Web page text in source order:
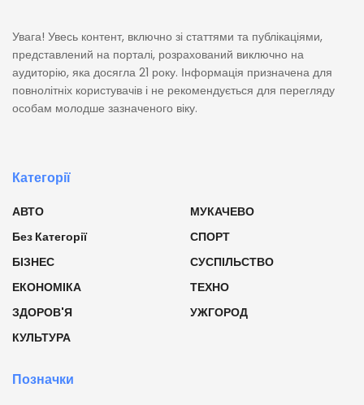
Увага! Увесь контент, включно зі статтями та публікаціями,
представлений на порталі, розрахований виключно на
аудиторію, яка досягла 21 року. Інформація призначена для
повнолітніх користувачів і не рекомендується для перегляду
особам молодше зазначеного віку.
Категорії
АВТО
Без Категорії
БІЗНЕС
ЕКОНОМІКА
ЗДОРОВ'Я
КУЛЬТУРА
МУКАЧЕВО
СПОРТ
СУСПІЛЬСТВО
ТЕХНО
УЖГОРОД
Позначки